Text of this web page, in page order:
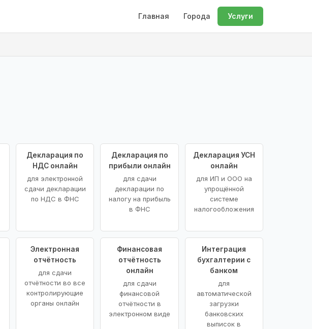
Главная Города Услуги
Декларация по
НДС онлайн
для электронной
сдачи декларации
по НДС в ФНС
Декларация по
прибыли онлайн
для сдачи
декларации по
налогу на прибыль
в ФНС
Декларация УСН
онлайн
для ИП и ООО на
упрощённой
системе
налогообложения
Электронная
отчётность
для сдачи
отчётности во все
контролирующие
органы онлайн
Финансовая
отчётность
онлайн
для сдачи
финансовой
отчётности в
электронном виде
Интеграция
бухгалтерии с
банком
для
автоматической
загрузки
банковских
выписок в